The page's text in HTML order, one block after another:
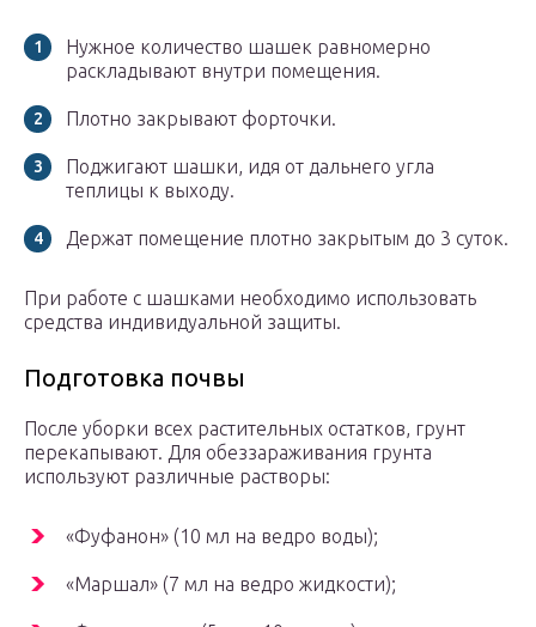
Нужное количество шашек равномерно
раскладывают внутри помещения.
Плотно закрывают форточки.
Поджигают шашки, идя от дальнего угла
теплицы к выходу.
Держат помещение плотно закрытым до 3 суток.
При работе с шашками необходимо использовать
средства индивидуальной защиты.
Подготовка почвы
После уборки всех растительных остатков, грунт
перекапывают. Для обеззараживания грунта
используют различные растворы:
«Фуфанон» (10 мл на ведро воды);
«Маршал» (7 мл на ведро жидкости);